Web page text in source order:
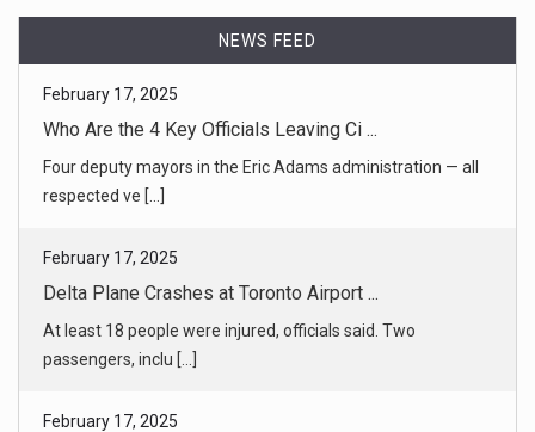
NEWS FEED
February 17, 2025
Delta Plane Crashes at Toronto Airport ...
At least 18 people were injured, officials said. Two
passengers, inclu [...]
February 17, 2025
Trump Pushes Business Interests in Gol ...
Norms recognized for decades in Washington by both
parties no longer a [...]
February 17, 2025